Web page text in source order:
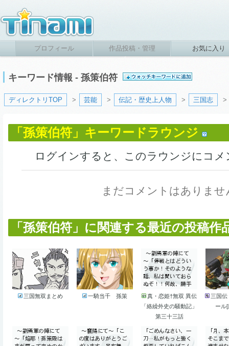
プロフィール 作品投稿・管理 お気に入り
キーワード情報 - 孫策伯符
ディレクトリTOP > 芸能 > 伝記・歴史上人物 > 三国志 >
「孫策伯符」キーワードラウンジ
ログインすると、このラウンジにコ
まだコメントはありませ
「孫策伯符」に関連する最近の投稿作
三国無双まとめ 一騎当千 孫策
真・恋姫†無双 異伝
「絡繰外史の騒動記」
第三十三話
三国伝
ール